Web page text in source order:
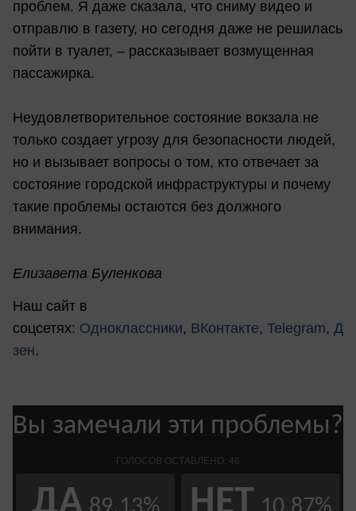
проблем. Я даже сказала, что сниму видео и
отправлю в газету, но сегодня даже не решилась
пойти в туалет, – рассказывает возмущенная
пассажирка.
Неудовлетворительное состояние вокзала не
только создает угрозу для безопасности людей,
но и вызывает вопросы о том, кто отвечает за
состояние городской инфраструктуры и почему
такие проблемы остаются без должного
внимания.
Елизавета Буленкова
Наш сайт в
соцсетях: Одноклассники, ВКонтакте, Telegram, Д
зен.